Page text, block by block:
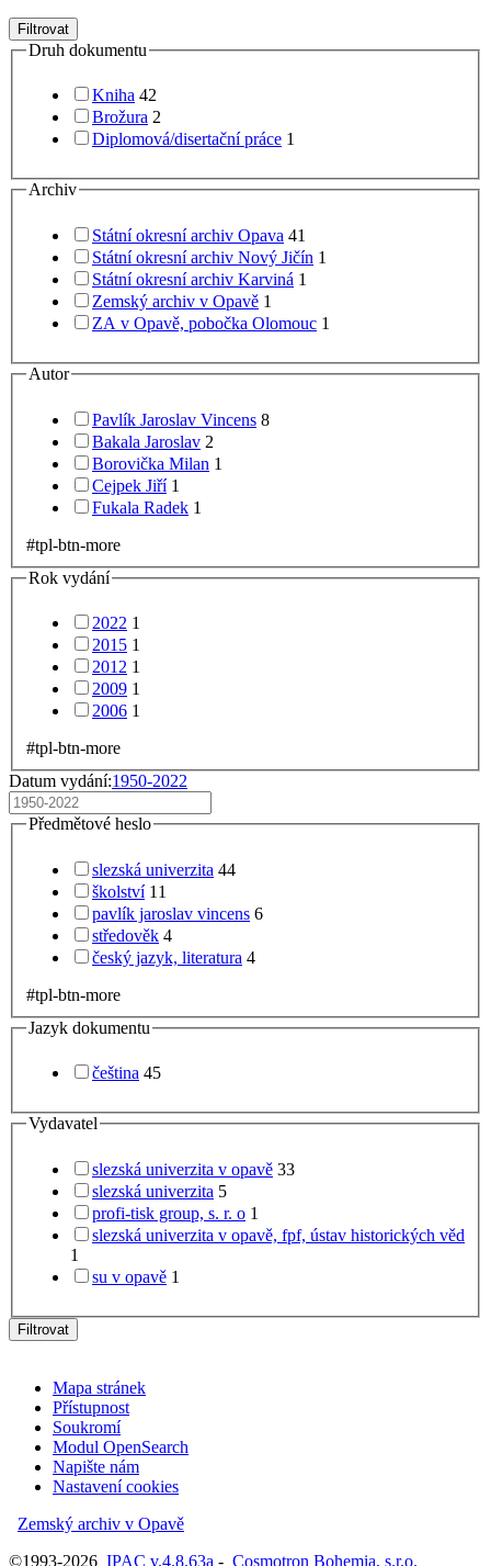
Filtrovat
Druh dokumentu
Kniha 42
Brožura 2
Diplomová/disertační práce 1
Archiv
Státní okresní archiv Opava 41
Státní okresní archiv Nový Jičín 1
Státní okresní archiv Karviná 1
Zemský archiv v Opavě 1
ZA v Opavě, pobočka Olomouc 1
Autor
Pavlík Jaroslav Vincens 8
Bakala Jaroslav 2
Borovička Milan 1
Cejpek Jiří 1
Fukala Radek 1
#tpl-btn-more
Rok vydání
2022 1
2015 1
2012 1
2009 1
2006 1
#tpl-btn-more
Datum vydání:1950-2022
Předmětové heslo
slezská univerzita 44
školství 11
pavlík jaroslav vincens 6
středověk 4
český jazyk, literatura 4
#tpl-btn-more
Jazyk dokumentu
čeština 45
Vydavatel
slezská univerzita v opavě 33
slezská univerzita 5
profi-tisk group, s. r. o 1
slezská univerzita v opavě, fpf, ústav historických věd
1
su v opavě 1
Filtrovat
Mapa stránek
Přístupnost
Soukromí
Modul OpenSearch
Napište nám
Nastavení cookies
Zemský archiv v Opavě
©1993-2026 IPAC v.4.8.63a - Cosmotron Bohemia, s.r.o.